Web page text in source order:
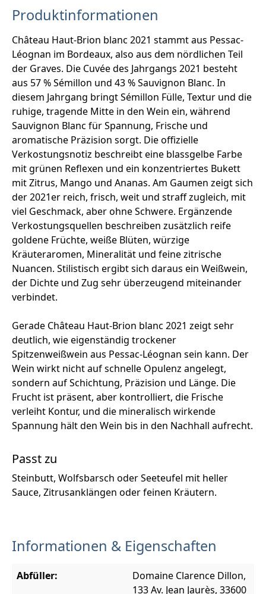
Produktinformationen
Château Haut-Brion blanc 2021 stammt aus Pessac-
Léognan im Bordeaux, also aus dem nördlichen Teil
der Graves. Die Cuvée des Jahrgangs 2021 besteht
aus 57 % Sémillon und 43 % Sauvignon Blanc. In
diesem Jahrgang bringt Sémillon Fülle, Textur und die
ruhige, tragende Mitte in den Wein ein, während
Sauvignon Blanc für Spannung, Frische und
aromatische Präzision sorgt. Die offizielle
Verkostungsnotiz beschreibt eine blassgelbe Farbe
mit grünen Reflexen und ein konzentriertes Bukett
mit Zitrus, Mango und Ananas. Am Gaumen zeigt sich
der 2021er reich, frisch, weit und straff zugleich, mit
viel Geschmack, aber ohne Schwere. Ergänzende
Verkostungsquellen beschreiben zusätzlich reife
goldene Früchte, weiße Blüten, würzige
Kräuteraromen, Mineralität und feine zitrische
Nuancen. Stilistisch ergibt sich daraus ein Weißwein,
der Dichte und Zug sehr überzeugend miteinander
verbindet.
Gerade Château Haut-Brion blanc 2021 zeigt sehr
deutlich, wie eigenständig trockener
Spitzenweißwein aus Pessac-Léognan sein kann. Der
Wein wirkt nicht auf schnelle Opulenz angelegt,
sondern auf Schichtung, Präzision und Länge. Die
Frucht ist präsent, aber kontrolliert, die Frische
verleiht Kontur, und die mineralisch wirkende
Spannung hält den Wein bis in den Nachhall aufrecht.
Passt zu
Steinbutt, Wolfsbarsch oder Seeteufel mit heller
Sauce, Zitrusanklängen oder feinen Kräutern.
Informationen & Eigenschaften
Abfüller:
Domaine Clarence Dillon,
133 Av. Jean Jaurès, 33600